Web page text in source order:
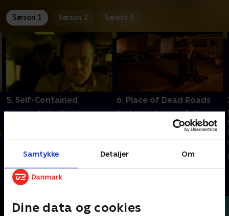
Samtykke Detaljer Om
Dine data og cookies
Sæson 1 Sæson 2 Sæson 3
5. Self-Contained
Efter en dristig flugt fra
grænseovergangen.
11. oktober 2025 • 42 min
6. Place of Dead Roads
Gecko-brødrene og Fuller-
familien får hænderne fulde, da
de træder ind i Titty Twister.
Andre så også